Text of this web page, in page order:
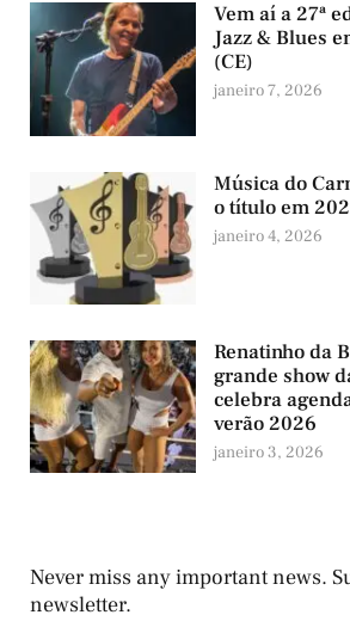
Vem aí a 27ª
Jazz & Blues
(CE)
janeiro 7, 2026
Música do
o título em
janeiro 4, 2026
Renatinho da
grande show
celebra
verão 2026
janeiro 3, 2026
Never miss any important news.
newsletter.